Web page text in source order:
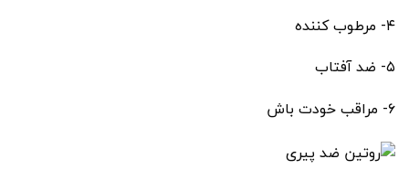
۴- مرطوب کننده
۵- ضد آفتاب
۶- مراقب خودت باش